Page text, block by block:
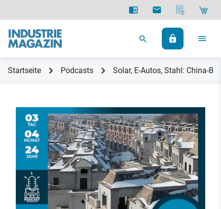
Startseite Podcasts Solar, E-Autos, Stahl: China-